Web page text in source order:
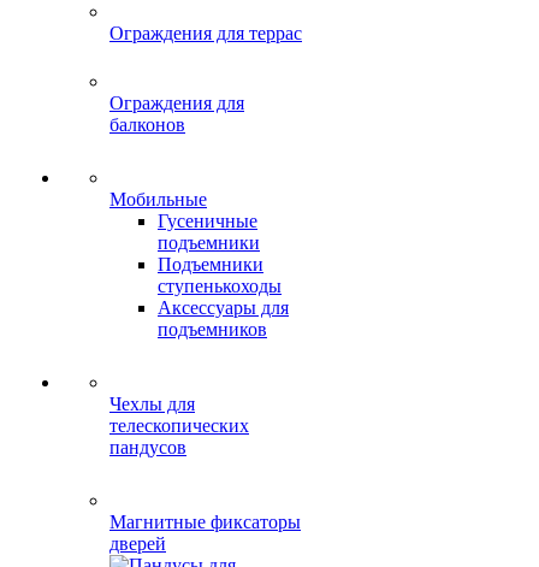
Ограждения для террас
Ограждения для
балконов
Мобильные
Гусеничные
подъемники
Подъемники
ступенькоходы
Аксессуары для
подъемников
Чехлы для
телескопических
пандусов
Магнитные фиксаторы
дверей